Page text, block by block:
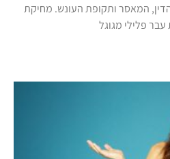
המאסר ותקופת העונש. מחיקת
פלילי מגוגל